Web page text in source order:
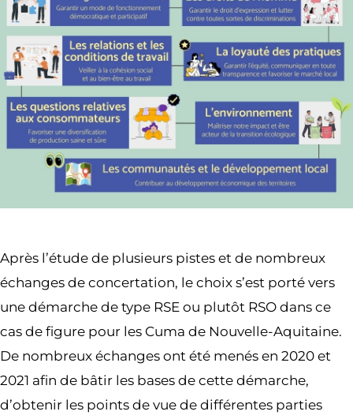
Après l’étude de plusieurs pistes et de nombreux
échanges de concertation, le choix s’est porté vers
une démarche de type RSE ou plutôt RSO dans ce
cas de figure pour les Cuma de Nouvelle-Aquitaine.
De nombreux échanges ont été menés en 2020 et
2021 afin de bâtir les bases de cette démarche,
d’obtenir les points de vue de différentes parties